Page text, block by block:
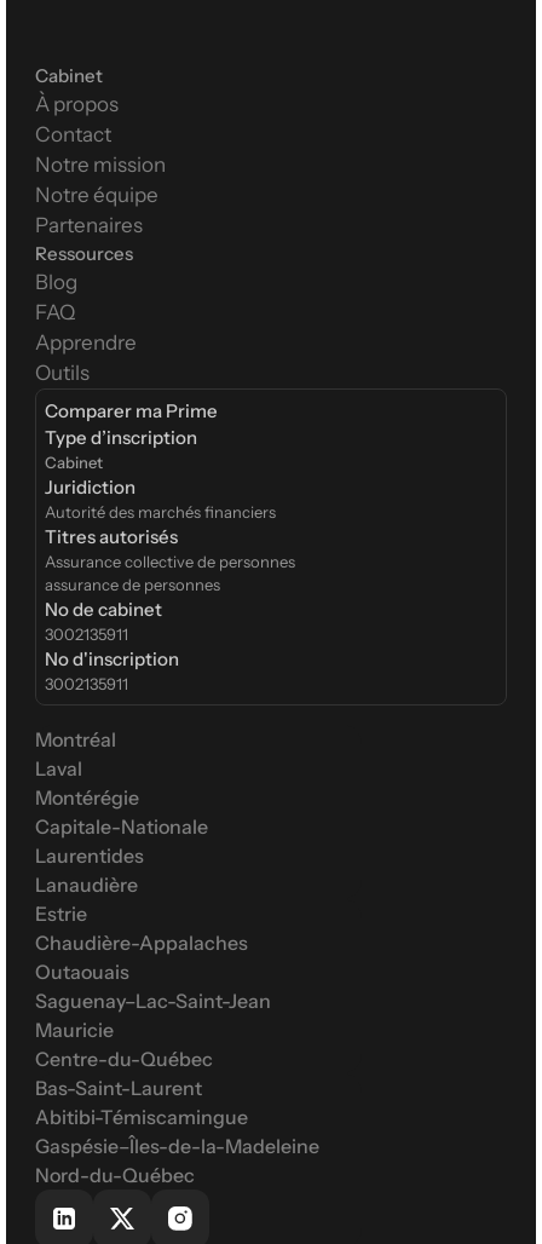
Cabinet
À propos
Contact
Notre mission
Notre équipe
Partenaires
Ressources
Blog
FAQ
Apprendre
Outils
Comparer ma Prime
Type d’inscription
Cabinet
Juridiction
Autorité des marchés financiers
Titres autorisés
Assurance collective de personnes
assurance de personnes
No de cabinet
3002135911
No d'inscription
3002135911
Montréal
Laval
Montérégie
Capitale-Nationale
Laurentides
Lanaudière
Estrie
Chaudière-Appalaches
Outaouais
Saguenay–Lac-Saint-Jean
Mauricie
Centre-du-Québec
Bas-Saint-Laurent
Abitibi-Témiscamingue
Gaspésie–Îles-de-la-Madeleine
Nord-du-Québec